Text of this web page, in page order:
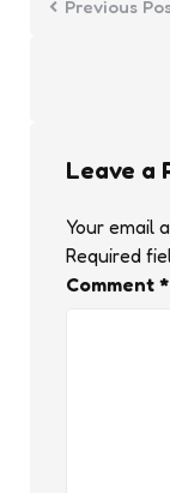
Previous
Leave a
Your email
Required
Comment *